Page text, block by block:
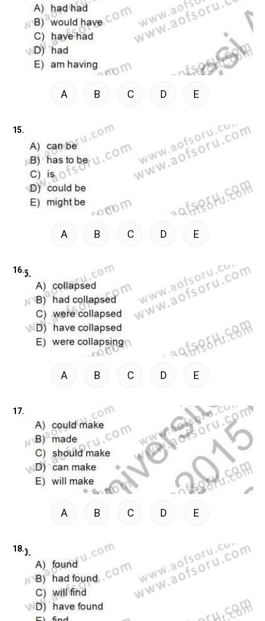
A B C D E
15.
A B C D E
16.
A B C D E
17.
A B C D E
18.